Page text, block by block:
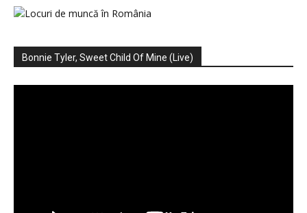
Bonnie Tyler, Sweet Child Of Mine (Live)